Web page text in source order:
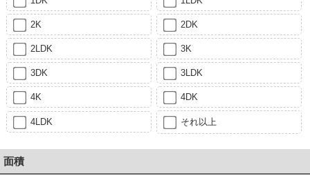
2K 2DK
2LDK 3K
3DK 3LDK
4K 4DK
4LDK それ以上
面積